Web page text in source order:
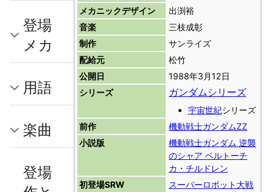
メカニックデザイン
出渕裕
音楽
三枝成彰
制作
サンライズ
配給元
松竹
公開日
1988年3月12日
シリーズ
ガンダムシリーズ
宇宙世紀シリーズ
前作
機動戦士ガンダムΖΖ
小説版
機動戦士ガンダム 逆襲
のシャア ベルトーチ
カ・チルドレン
初登場SRW
スーパーロボット大戦
登場
メカ
用語
楽曲
登場